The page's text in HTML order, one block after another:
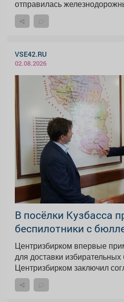
отправилась
VSE42.RU
02.08.2026
В посёлки Кузбасса
беспилотники с
Центризбирком впервые
для доставки
Центризбирком заключил